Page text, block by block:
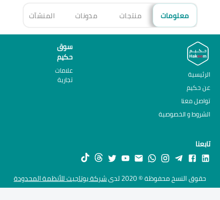
معلومات منتجات مدونات المنشآت
الرئيسية
عن حكيم
تواصل معنا
الشروط و الخصوصية
سوق
حكيم
علامات
تجارية
تابعنا
حقوق النسخ محفوظة © 2020 لدى شركة يوتاجيت للأنظمة المحدودة